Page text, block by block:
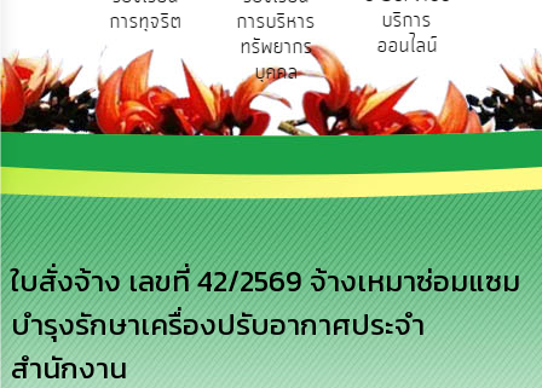
การ
บริหาร
งาน
ส่ง
เสริม
ความ
โปร่งใส
การ
จัด
ซื้อ
จัด
การทุจริต
การบริหาร
ทรัพยากร
บุคคล
บริการ
ออนไลน์
ใบสั่งจ้าง เลขที่ 42/2569 จ้างเหมาซ่อมแซม
บำรุงรักษาเครื่องปรับอากาศประจำ
สำนักงาน